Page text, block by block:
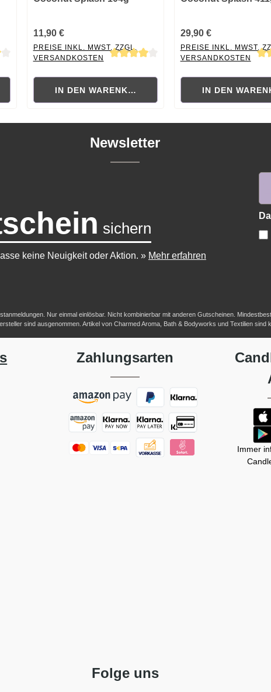
11,90 €
PREISE INKL. MWST. ZZGL.
VERSANDKOSTEN
IN DEN WARENKORB
29,90 €
PREISE INKL. MWST.
VERSANDKOSTEN
IN DEN
Newsletter
sichern
keine Neuigkeit oder Aktion. » Mehr erfahren
Nur einmal einlösbar. Nicht kombinierbar mit anderen Gutscheinen.
sind ausgenommen. Artikel von Charmed Aroma, Bath & Bodyworks und Textilien sind
Zahlungsarten
Immer
Folge uns